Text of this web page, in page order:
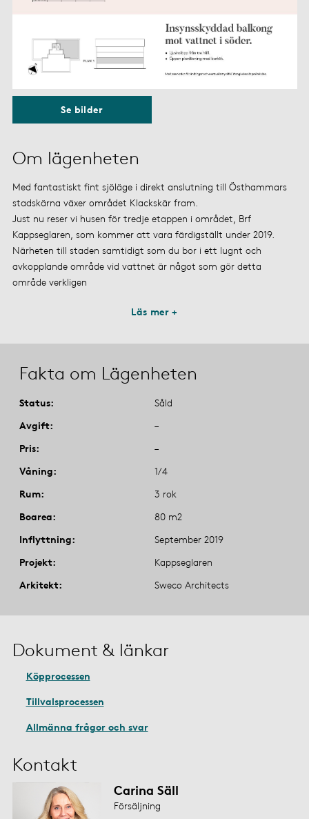
Om lägenheten
Med fantastiskt fint sjöläge i direkt anslutning till Östhammars
stadskärna växer området Klackskär fram.
Just nu reser vi husen för tredje etappen i området, Brf
Kappseglaren, som kommer att vara färdigställt under 2019.
Närheten till staden samtidigt som du bor i ett lugnt och
avkopplande område vid vattnet är något som gör detta
område verkligen
Läs mer +
Fakta om Lägenheten
Status
Såld
Avgift
–
Pris
–
Våning
1/4
Rum
3 rok
Boarea
80 m2
Inflyttning
September 2019
Projekt
Kappseglaren
Arkitekt
Sweco Architects
Se bilder
Dokument & länkar
Köpprocessen
Tillvalsprocessen
Allmänna frågor och svar
Kontakt
Carina Säll
Försäljning